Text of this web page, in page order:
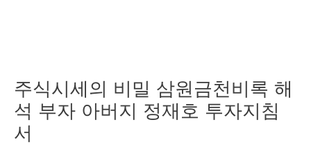
주식시세의 비밀 삼원금천비록 해
석 부자 아버지 정재호 투자지침
서